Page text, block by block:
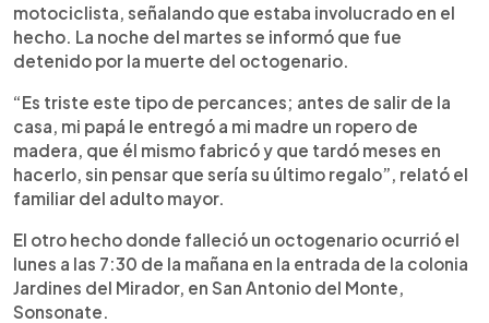
motociclista, señalando que estaba involucrado en el
hecho. La noche del martes se informó que fue
detenido por la muerte del octogenario.
“Es triste este tipo de percances; antes de salir de la
casa, mi papá le entregó a mi madre un ropero de
madera, que él mismo fabricó y que tardó meses en
hacerlo, sin pensar que sería su último regalo”, relató el
familiar del adulto mayor.
El otro hecho donde falleció un octogenario ocurrió el
lunes a las 7:30 de la mañana en la entrada de la colonia
Jardines del Mirador, en San Antonio del Monte,
Sonsonate.